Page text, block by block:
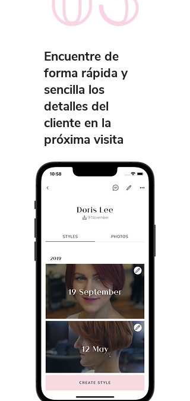
Encuentre de
forma rápida y
sencilla los
detalles del
cliente en la
próxima visita